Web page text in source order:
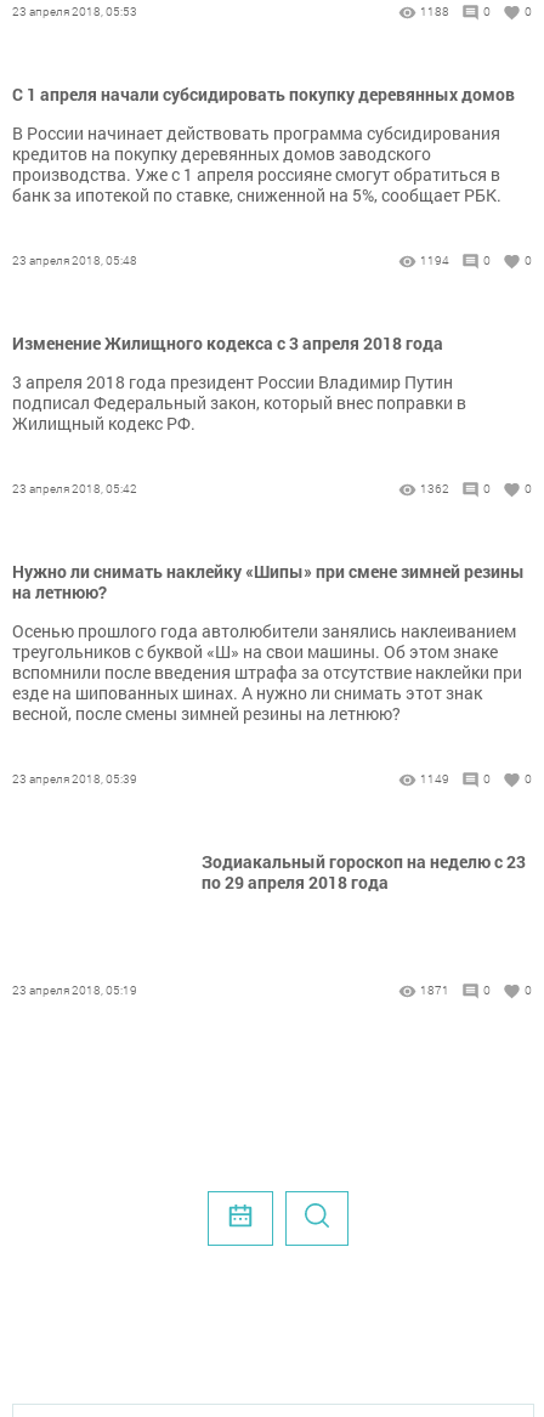
23 апреля 2018, 05:53 1188 0 0
С 1 апреля начали субсидировать покупку деревянных домов
В России начинает действовать программа субсидирования
кредитов на покупку деревянных домов заводского
производства. Уже с 1 апреля россияне смогут обратиться в
банк за ипотекой по ставке, сниженной на 5%, сообщает РБК.
23 апреля 2018, 05:48 1194 0 0
Изменение Жилищного кодекса с 3 апреля 2018 года
3 апреля 2018 года президент России Владимир Путин
подписал Федеральный закон, который внес поправки в
Жилищный кодекс РФ.
23 апреля 2018, 05:42 1362 0 0
Нужно ли снимать наклейку «Шипы» при смене зимней резины
на летнюю?
Осенью прошлого года автолюбители занялись наклеиванием
треугольников с буквой «Ш» на свои машины. Об этом знаке
вспомнили после введения штрафа за отсутствие наклейки при
езде на шипованных шинах. А нужно ли снимать этот знак
весной, после смены зимней резины на летнюю?
23 апреля 2018, 05:39 1149 0 0
Зодиакальный гороскоп на неделю c 23
по 29 апреля 2018 года
23 апреля 2018, 05:19 1871 0 0